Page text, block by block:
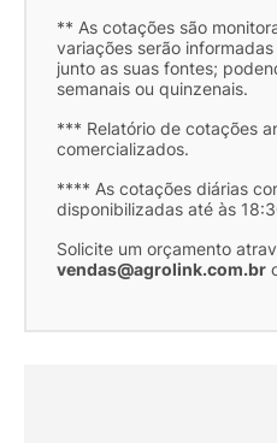
** As cotações são
variações serão
junto as suas fontes;
semanais ou quinzenais.
*** Relatório de cotações
comercializados.
**** As cotações diárias
disponibilizadas até às
Solicite um orçamento
vendas@agrolink.com.br